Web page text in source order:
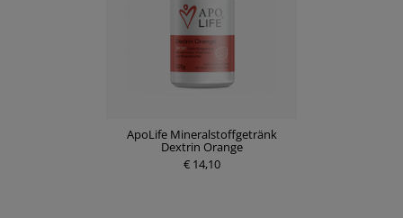
ApoLife Mineralstoffgetränk
Dextrin Orange
€ 14,10